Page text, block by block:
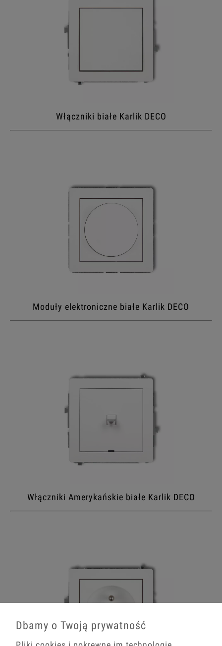
Włączniki białe Karlik DECO
Moduły elektroniczne białe Karlik DECO
Włączniki Amerykańskie białe Karlik DECO
Dbamy o Twoją prywatność